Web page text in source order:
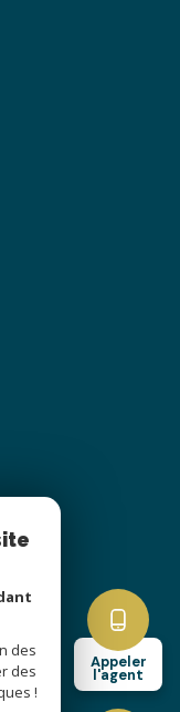
Appeler
l'agent
des
des
!